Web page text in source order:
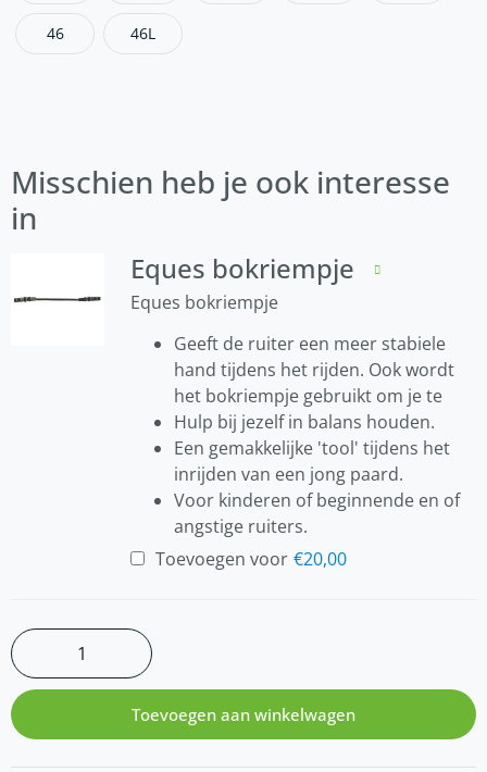
46 46L
Misschien heb je ook interesse
in
Eques bokriempje
Eques bokriempje
Geeft de ruiter een meer stabiele
hand tijdens het rijden. Ook wordt
het bokriempje gebruikt om je te
Hulp bij jezelf in balans houden.
Een gemakkelijke 'tool' tijdens het
inrijden van een jong paard.
Voor kinderen of beginnende en of
angstige ruiters.
Toevoegen voor €20,00
Toevoegen aan winkelwagen